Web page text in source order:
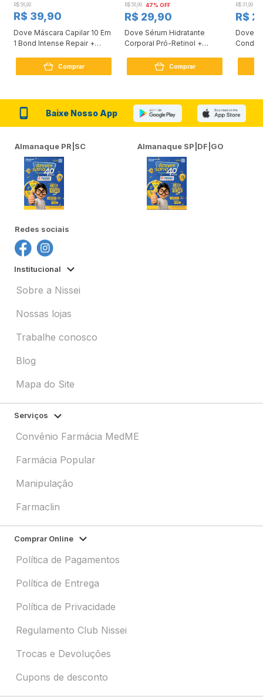
R$ 56,90
R$ 39,90
Dove Máscara Capilar 10 Em
1 Bond Intense Repair +
Comprar
R$ 56,90 47% OFF
R$ 29,90
Dove Sérum Hidratante
Corporal Pró-Retinol +
Comprar
R$ 31,90
R$
Dove
Baixe Nosso App
Almanaque PR|SC Almanaque SP|DF|GO
Redes sociais
Institucional
Sobre a Nissei
Nossas lojas
Trabalhe conosco
Blog
Mapa do Site
Serviços
Convênio Farmácia MedME
Farmácia Popular
Manipulação
Farmaclin
Comprar Online
Política de Pagamentos
Política de Entrega
Política de Privacidade
Regulamento Club Nissei
Trocas e Devoluções
Cupons de desconto